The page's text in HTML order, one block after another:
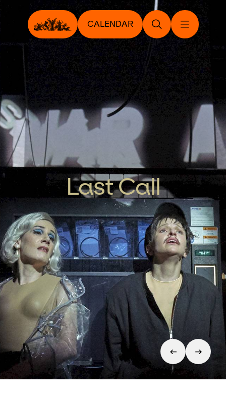
CALENDAR
Last Call